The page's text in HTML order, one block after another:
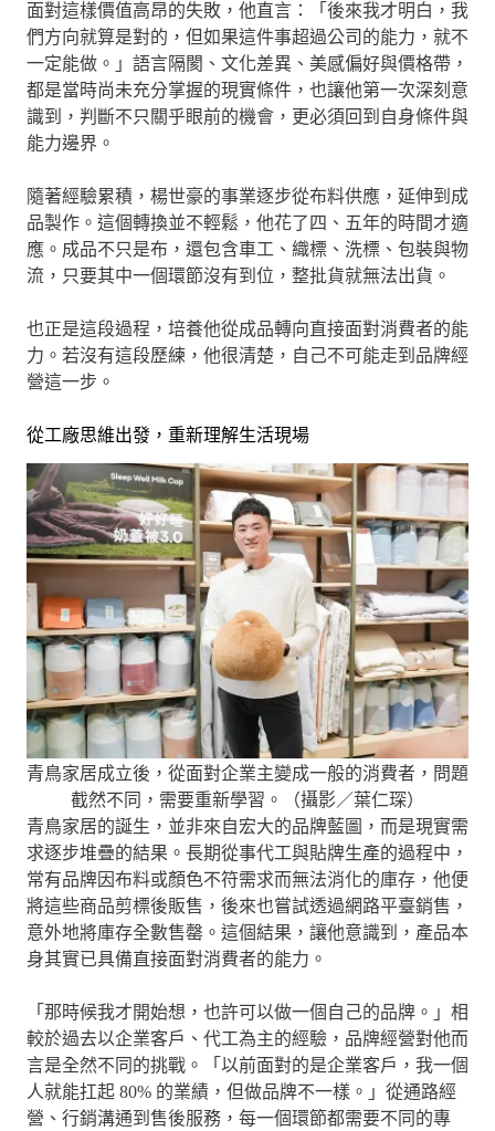
面對這樣價值高昂的失敗，他直言：「後來我才明白，我
們方向就算是對的，但如果這件事超過公司的能力，就不
一定能做。」語言隔閡、文化差異、美感偏好與價格帶，
都是當時尚未充分掌握的現實條件，也讓他第一次深刻意
識到，判斷不只關乎眼前的機會，更必須回到自身條件與
能力邊界。
隨著經驗累積，楊世豪的事業逐步從布料供應，延伸到成
品製作。這個轉換並不輕鬆，他花了四、五年的時間才適
應。成品不只是布，還包含車工、織標、洗標、包裝與物
流，只要其中一個環節沒有到位，整批貨就無法出貨。
也正是這段過程，培養他從成品轉向直接面對消費者的能
力。若沒有這段歷練，他很清楚，自己不可能走到品牌經
營這一步。
從工廠思維出發，重新理解生活現場
青鳥家居成立後，從面對企業主變成一般的消費者，問題
截然不同，需要重新學習。（攝影／葉仁琛）
青鳥家居的誕生，並非來自宏大的品牌藍圖，而是現實需
求逐步堆疊的結果。長期從事代工與貼牌生產的過程中，
常有品牌因布料或顏色不符需求而無法消化的庫存，他便
將這些商品剪標後販售，後來也嘗試透過網路平臺銷售，
意外地將庫存全數售罄。這個結果，讓他意識到，產品本
身其實已具備直接面對消費者的能力。
「那時候我才開始想，也許可以做一個自己的品牌。」相
較於過去以企業客戶、代工為主的經驗，品牌經營對他而
言是全然不同的挑戰。「以前面對的是企業客戶，我一個
人就能扛起 80% 的業績，但做品牌不一樣。」從通路經
營、行銷溝通到售後服務，每一個環節都需要不同的專